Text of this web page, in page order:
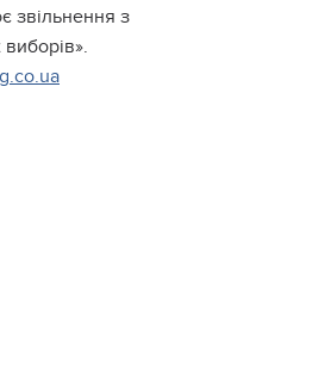
звільнення з